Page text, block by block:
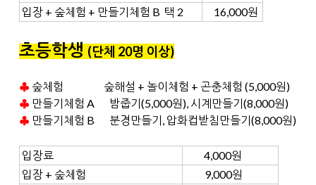
입장 + 숲체험 + 만들기체험 B 택 2
16,000원
초등학생(단체 20명 이상)
♣ 숲체험 숲해설 + 놀이체험 + 곤충체험 (5,000원)
♣ 만들기체험 A 밤줍기(5,000원), 시계만들기(8,000원)
♣ 만들기체험 B 분경만들기, 압화컵받침만들기(8,000원)
입장료
4,000원
입장 + 숲체험
9,000원